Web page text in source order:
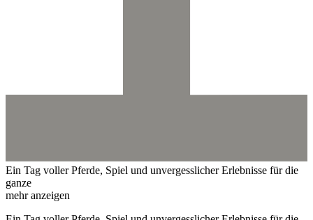
Ein Tag voller Pferde, Spiel und unvergesslicher Erlebnisse für die
ganze
mehr anzeigen